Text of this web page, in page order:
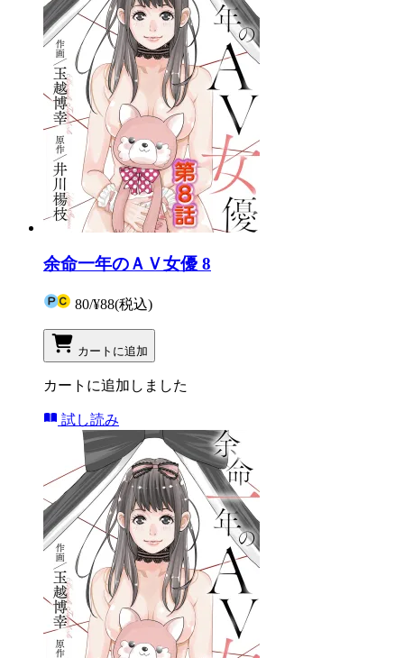
余命一年のＡＶ女優 8
80/¥88(税込)
カートに追加
カートに追加しました
試し読み